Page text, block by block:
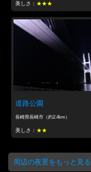
美しさ： ★★★
道路公園
長崎県長崎市（約2.4km）
美しさ： ★★
周辺の夜景をもっと見る